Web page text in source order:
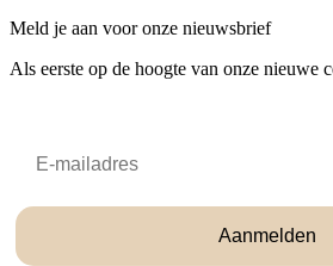
Meld je aan voor onze nieuwsbrief
Als eerste op de hoogte van onze nieuwe
Aanmelden